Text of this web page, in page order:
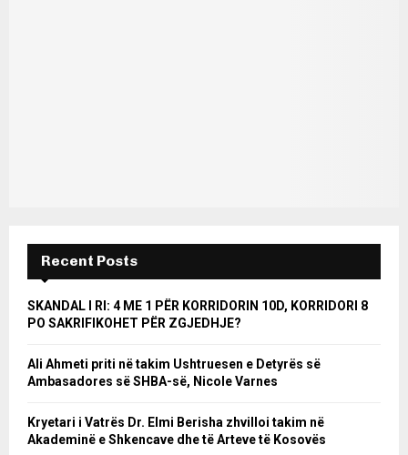
Recent Posts
SKANDAL I RI: 4 ME 1 PËR KORRIDORIN 10D, KORRIDORI 8
PO SAKRIFIKOHET PËR ZGJEDHJE?
Ali Ahmeti priti në takim Ushtruesen e Detyrës së
Ambasadores së SHBA-së, Nicole Varnes
Kryetari i Vatrës Dr. Elmi Berisha zhvilloi takim në
Akademinë e Shkencave dhe të Arteve të Kosovës